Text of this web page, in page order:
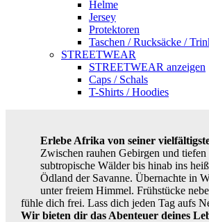
Helme
Jersey
Protektoren
Taschen / Rucksäcke /
STREETWEAR
STREETWEAR anzeigen
Caps / Schals
T-Shirts / Hoodies
Erlebe Afrika von seiner
Zwischen rauhen Gebirgen und tiefen
subtropische Wälder bis hinab ins
Ödland der Savanne. Übernachte in
unter freiem Himmel. Frühstücke
fühle dich frei. Lass dich jeden Tag aufs
Wir bieten dir das Abenteuer deines